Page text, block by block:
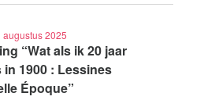
en
navigatie
“Wat als ik 20 jaar
in 1900 : Lessines
Époque”
augustus 2025